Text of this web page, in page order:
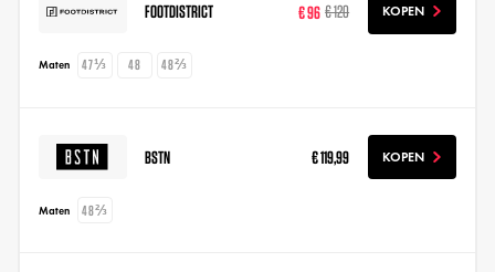
FOOTDISTRICT € 96 € 120 KOPEN
Maten 47⅓ 48 48⅔
BSTN € 119,99 KOPEN
Maten 48⅔